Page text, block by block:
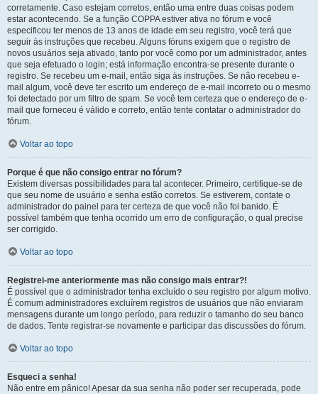
corretamente. Caso estejam corretos, então uma entre duas coisas podem
estar acontecendo. Se a função COPPA estiver ativa no fórum e você
especificou ter menos de 13 anos de idade em seu registro, você terá que
seguir às instruções que recebeu. Alguns fóruns exigem que o registro de
novos usuários seja ativado, tanto por você como por um administrador, antes
que seja efetuado o login; está informação encontra-se presente durante o
registro. Se recebeu um e-mail, então siga às instruções. Se não recebeu e-
mail algum, você deve ter escrito um endereço de e-mail incorreto ou o mesmo
foi detectado por um filtro de spam. Se você tem certeza que o endereço de e-
mail que forneceu é válido e correto, então tente contatar o administrador do
fórum.
Voltar ao topo
Porque é que não consigo entrar no fórum?
Existem diversas possibilidades para tal acontecer. Primeiro, certifique-se de
que seu nome de usuário e senha estão corretos. Se estiverem, contate o
administrador do painel para ter certeza de que você não foi banido. É
possível também que tenha ocorrido um erro de configuração, o qual precise
ser corrigido.
Voltar ao topo
Registrei-me anteriormente mas não consigo mais entrar?!
É possível que o administrador tenha excluído o seu registro por algum motivo.
É comum administradores excluírem registros de usuários que não enviaram
mensagens durante um longo período, para reduzir o tamanho do seu banco
de dados. Tente registrar-se novamente e participar das discussões do fórum.
Voltar ao topo
Esqueci a senha!
Não entre em pânico! Apesar da sua senha não poder ser recuperada, pode